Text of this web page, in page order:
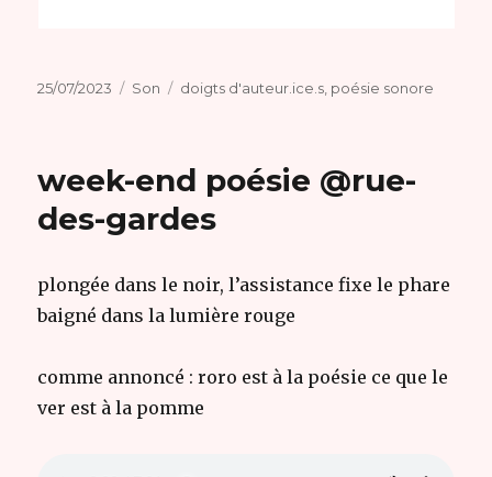
Publié
25/07/2023 Format
Son Catégories
doigts d'auteur.ice.s poésie sonore
week-end poésie @rue-
des-gardes
plongée dans le noir, l’assistance fixe le phare
baigné dans la lumière rouge
comme annoncé : roro est à la poésie ce que le
ver est à la pomme